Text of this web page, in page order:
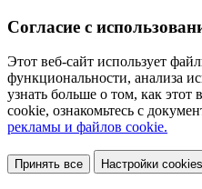
Согласие с
Этот веб-сайт использует
функциональности, анализа
узнать больше о том, как этот
cookie, ознакомьтесь с
рекламы и файлов cookie.
Принять все Настройки cookies